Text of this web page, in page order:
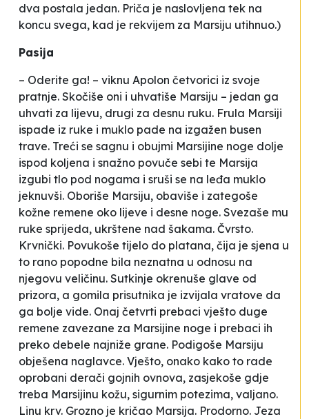
dva postala jedan. Priča je naslovljena tek na
koncu svega, kad je rekvijem za Marsiju utihnuo.)
Pasija
– Oderite ga! – viknu Apolon četvorici iz svoje
pratnje. Skočiše oni i uhvatiše Marsiju – jedan ga
uhvati za lijevu, drugi za desnu ruku. Frula Marsiji
ispade iz ruke i muklo pade na izgažen busen
trave. Treći se sagnu i obujmi Marsijine noge dolje
ispod koljena i snažno povuče sebi te Marsija
izgubi tlo pod nogama i sruši se na leđa muklo
jeknuvši. Oboriše Marsiju, obaviše i zategoše
kožne remene oko lijeve i desne noge. Svezaše mu
ruke sprijeda, ukrštene nad šakama. Čvrsto.
Krvnički. Povukoše tijelo do platana, čija je sjena u
to rano popodne bila neznatna u odnosu na
njegovu veličinu. Sutkinje okrenuše glave od
prizora, a gomila prisutnika je izvijala vratove da
ga bolje vide. Onaj četvrti prebaci vješto duge
remene zavezane za Marsijine noge i prebaci ih
preko debele najniže grane. Podigoše Marsiju
obješena naglavce. Vješto, onako kako to rade
oprobani derači gojnih ovnova, zasjekoše gdje
treba Marsijinu kožu, sigurnim potezima, valjano.
Linu krv. Grozno je kričao Marsija. Prodorno. Jeza